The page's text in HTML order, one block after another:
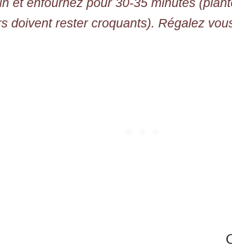
et enfournez pour 30-35 minutes
doivent rester croquants). Régalez